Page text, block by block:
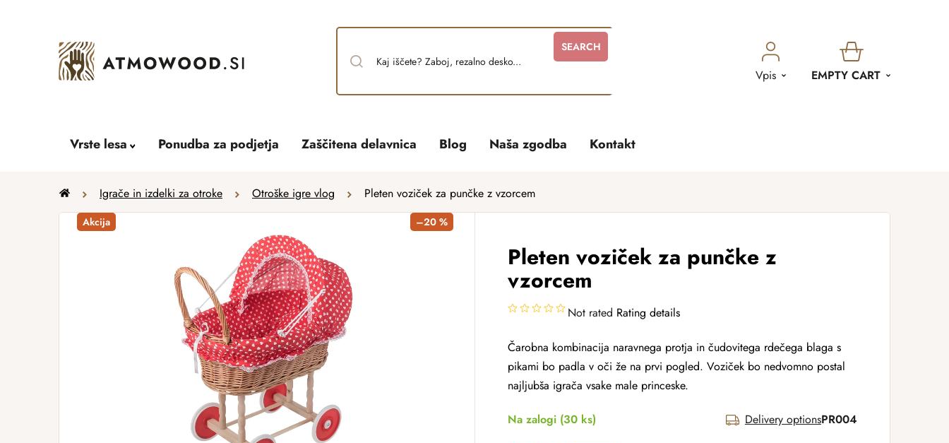
SEARCH
Vpis
SHOPPING
EMPTY CART
Vrste lesa Ponudba za podjetja Zaščitena delavnica Blog Naša zgodba Kontakt
Home Igrače in izdelki za otroke Otroške igre vlog Pleten voziček za punčke z vzorcem
Pleten voziček za punčke z
vzorcem
Not rated Rating details
Čarobna kombinacija naravnega protja in čudovitega rdečega blaga s
pikami bo padla v oči že na prvi pogled. Voziček bo nedvomno postal
najljubša igrača vsake male princeske.
Na zalogi (30 ks) Delivery optionsPR004
Akcija –20 %